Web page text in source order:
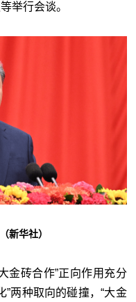
举行会谈。
新华社）
金砖合作”正向作用充分
”两种取向的碰撞，“大金